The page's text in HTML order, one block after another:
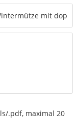
.pdf, maximal 20